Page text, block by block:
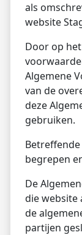
als
website
Door op
Algemene
van de
deze
gebruiken.
begrepen
De
die website
de
partijen